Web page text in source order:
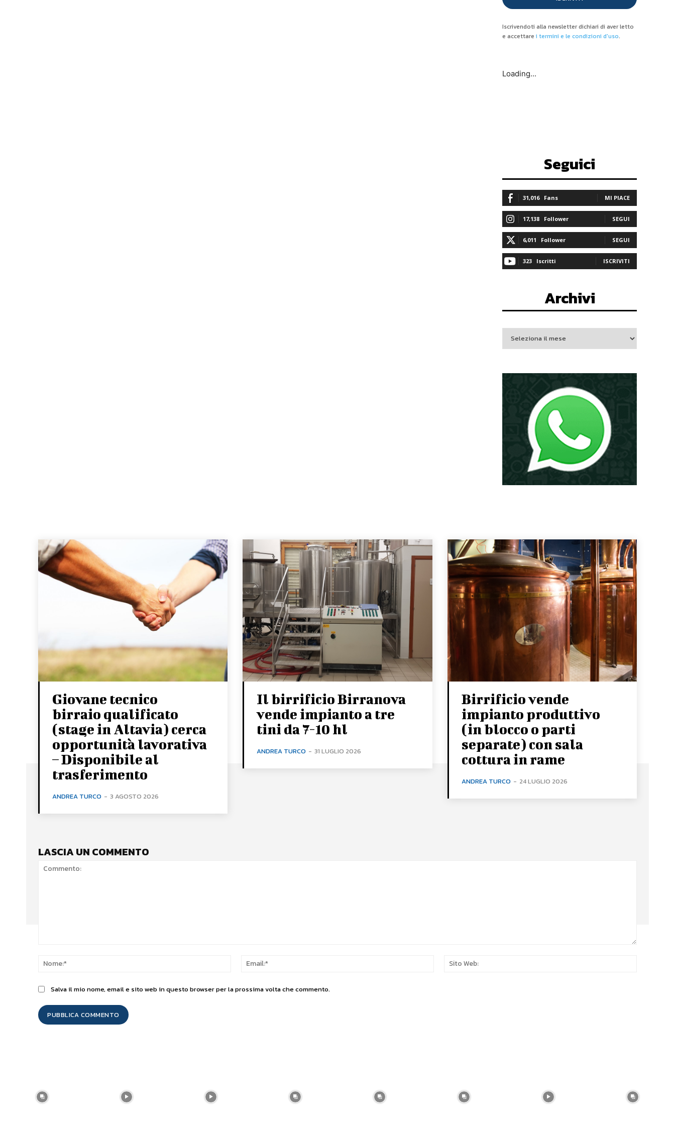
Iscrivendoti alla newsletter dichiari di aver letto
e accettare i termini e le condizioni d'uso.
Loading...
Seguici
31,016 Fans MI PIACE
17,138 Follower SEGUI
6,011 Follower SEGUI
323 Iscritti ISCRIVITI
Archivi
Giovane tecnico
birraio qualificato
(stage in Altavia) cerca
opportunità lavorativa
– Disponibile al
trasferimento
ANDREA TURCO - 3 AGOSTO 2026
Il birrificio Birranova
vende impianto a tre
tini da 7-10 hl
ANDREA TURCO - 31 LUGLIO 2026
Birrificio vende
impianto produttivo
(in blocco o parti
separate) con sala
cottura in rame
ANDREA TURCO - 24 LUGLIO 2026
LASCIA UN COMMENTO
Nome:*
Email:*
Salva il mio nome, email e sito web in questo browser per la prossima volta che commento.